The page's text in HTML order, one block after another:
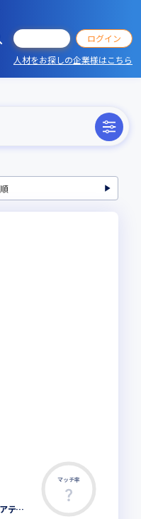
ログイン
人材をお探しの企業様はこちら
マッチ率
株式会社インターネットイニシアティブ